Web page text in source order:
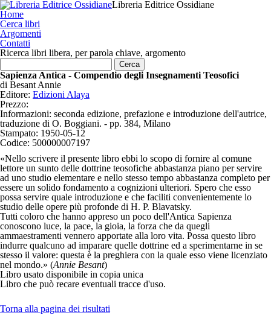
Libreria Editrice Ossidiane
Home
Cerca libri
Argomenti
Contatti
Ricerca libri libera, per parola chiave, argomento
Sapienza Antica - Compendio degli Insegnamenti Teosofici
di Besant Annie
Editore: Edizioni Alaya
Prezzo:
Informazioni: seconda edizione, prefazione e introduzione dell'autrice,
traduzione di O. Boggiani. - pp. 384, Milano
Stampato: 1950-05-12
Codice: 500000007197
«Nello scrivere il presente libro ebbi lo scopo di fornire al comune
lettore un sunto delle dottrine teosofiche abbastanza piano per servire
ad uno studio elementare e nello stesso tempo abbastanza completo per
essere un solido fondamento a cognizioni ulteriori. Spero che esso
possa servire quale introduzione e che faciliti convenientemente lo
studio delle opere più profonde di H. P. Blavatsky.
Tutti coloro che hanno appreso un poco dell'Antica Sapienza
conoscono luce, la pace, la gioia, la forza che da quegli
ammaestramenti vennero apportate alla loro vita. Possa questo libro
indurre qualcuno ad imparare quelle dottrine ed a sperimentarne in se
stesso il valore: questa è la preghiera con la quale esso viene licenziato
nel mondo.» (Annie Besant)
Libro usato disponibile in copia unica
Libro che può recare eventuali tracce d'uso.
Torna alla pagina dei risultati